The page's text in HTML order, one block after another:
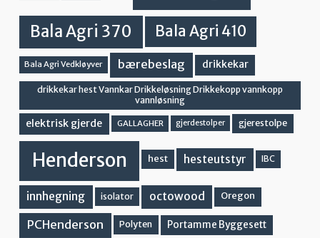
Bala Agri 370 Bala Agri 410
Bala Agri Vedkløyver bærebeslag drikkekar
drikkekar hest Vannkar Drikkeløsning Drikkekopp vannkopp
vannløsning
elektrisk gjerde GALLAGHER gjerdestolper gjerestolpe
Henderson hest hesteutstyr IBC
innhegning isolator octowood Oregon
PCHenderson Polyten Portamme Byggesett